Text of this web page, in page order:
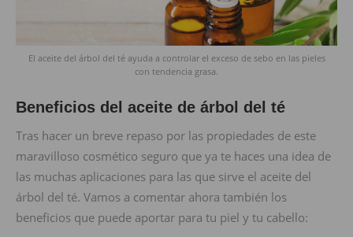
El aceite del árbol del té ayuda a controlar el exceso de sebo en las pieles
con tendencia grasa.
Beneficios del aceite de árbol del té
Tras hacer un breve repaso por las propiedades de este
maravilloso cosmético seguro que ya te haces una idea de
las muchas aplicaciones para las que sirve el aceite del
árbol del té. Vamos a comentar ahora también los
beneficios que puede aportar para tu piel y tu cabello: